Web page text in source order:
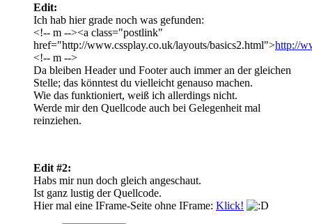
Edit:
Ich hab hier grade noch was gefunden:
<!-- m --><a class="postlink"
href="http://www.cssplay.co.uk/layouts/basics2.html">http://
<!-- m -->
Da bleiben Header und Footer auch immer an der gleichen
Stelle; das könntest du vielleicht genauso machen.
Wie das funktioniert, weiß ich allerdings nicht.
Werde mir den Quellcode auch bei Gelegenheit mal
reinziehen.
Edit #2:
Habs mir nun doch gleich angeschaut.
Ist ganz lustig der Quellcode.
Hier mal eine IFrame-Seite ohne IFrame: Klick!